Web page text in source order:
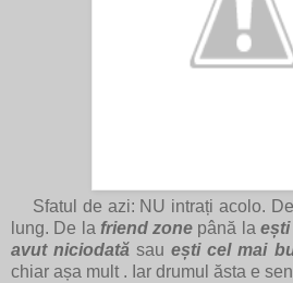
Sfatul de azi: NU intrați acolo.
lung. De la friend zone până la ești
avut niciodată sauești cel mai
chiar așa mult . Iar drumul ăsta e